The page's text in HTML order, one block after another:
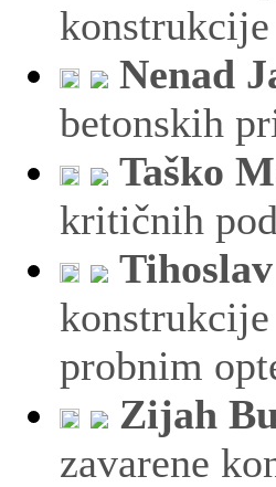
Nenad
betonskih
Taško
kritičnih
probnim
Zijah
zavarene